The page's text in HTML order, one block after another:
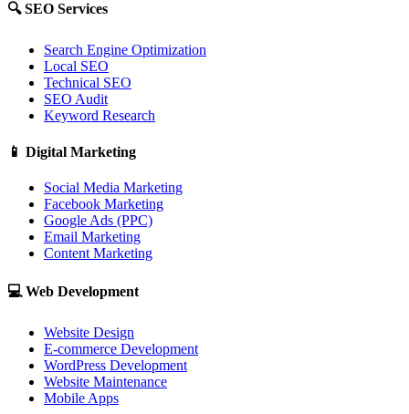
🔍SEO Services
Search Engine Optimization
Local SEO
Technical SEO
SEO Audit
Keyword Research
📱 Digital Marketing
Social Media Marketing
Facebook Marketing
Google Ads (PPC)
Email Marketing
Content Marketing
💻 Web Development
Website Design
E-commerce Development
WordPress Development
Website Maintenance
Mobile Apps